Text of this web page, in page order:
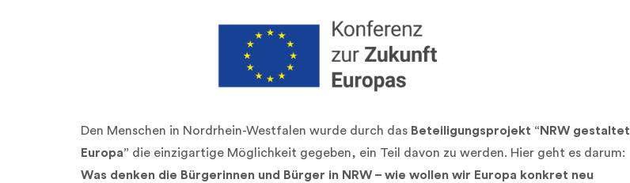
Den Menschen in Nordrhein-Westfalen wurde durch das Beteiligungsprojekt “NRW gestaltet
Europa” die einzigartige Möglichkeit gegeben, ein Teil davon zu werden. Hier geht es darum:
Was denken die Bürgerinnen und Bürger in NRW – wie wollen wir Europa konkret neu